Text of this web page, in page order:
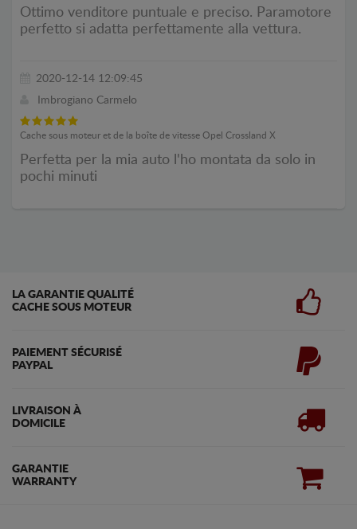
Ottimo venditore puntuale e preciso. Paramotore
perfetto si adatta perfettamente alla vettura.
2020-12-14 12:09:45
Imbrogiano Carmelo
Cache sous moteur et de la boîte de vitesse Opel Crossland X
Perfetta per la mia auto l'ho montata da solo in
pochi minuti
LA GARANTIE QUALITÉ
CACHE SOUS MOTEUR
PAIEMENT SÉCURISÉ
PAYPAL
LIVRAISON À
DOMICILE
GARANTIE
WARRANTY